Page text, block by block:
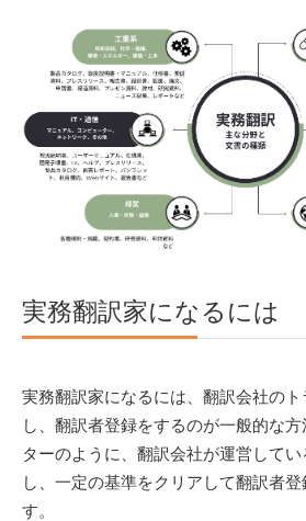
実務翻訳家になるには
実務翻訳家になるには、翻訳会社の
し、翻訳者登録をするのが一般的な
ターのように、翻訳会社が運営して
し、一定の基準をクリアして翻訳者
す。